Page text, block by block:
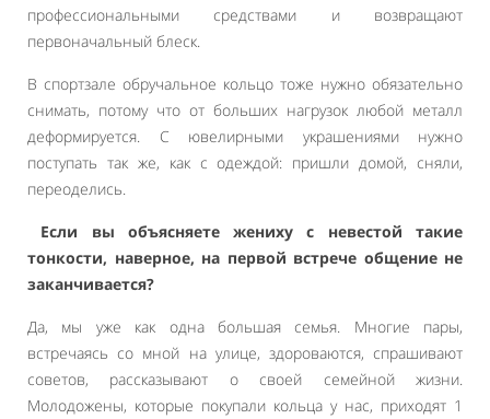
профессиональными средствами и возвращают
первоначальный блеск.
В спортзале обручальное кольцо тоже нужно обязательно
снимать, потому что от больших нагрузок любой металл
деформируется. С ювелирными украшениями нужно
поступать так же, как с одеждой: пришли домой, сняли,
переоделись.
Если вы объясняете жениху с невестой такие
тонкости, наверное, на первой встрече общение не
заканчивается?
Да, мы уже как одна большая семья. Многие пары,
встречаясь со мной на улице, здороваются, спрашивают
советов, рассказывают о своей семейной жизни.
Молодожены, которые покупали кольца у нас, приходят 1